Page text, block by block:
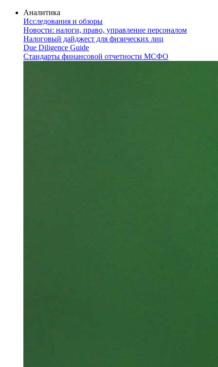
Аналитика
Исследования и обзоры
Новости: налоги, право, управление персоналом
Налоговый дайджест для физических лиц
Due Diligence Guide
Стандарты финансовой отчетности МСФО